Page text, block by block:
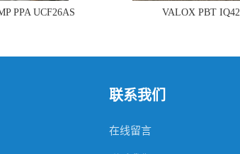
PPA UCF26AS VALOX PBT
联系我们
在线留言